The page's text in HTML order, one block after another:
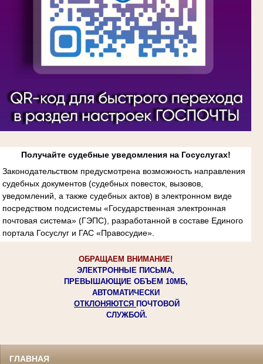
Получайте судебные уведомления на Госуслугах!
Законодательством предусмотрена возможность направления
судебных документов (судебных повесток, вызовов,
уведомлений, а также судебных актов) в электронном виде
посредством подсистемы «Государственная электронная
почтовая система» (ГЭПС), разработанной в составе Единого
портала Госуслуг и ГАС «Правосудие».
ОБРАЩАЕМ ВНИМАНИЕ!
ЭЛЕКТРОННЫЕ ПИСЬМА,
ПРЕВЫШАЮЩИЕ ОБЪЕМ 10МБ,
АВТОМАТИЧЕСКИ
ОТКЛОНЯЮТСЯ ПОЧТОВОЙ
СЛУЖБОЙ.
ГЛАВНАЯ